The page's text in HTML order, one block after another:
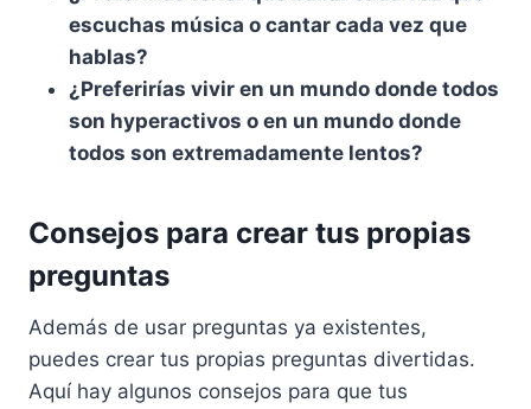
escuchas música o cantar cada vez que
hablas?
¿Preferirías vivir en un mundo donde todos
son hyperactivos o en un mundo donde
todos son extremadamente lentos?
Consejos para crear tus propias
preguntas
Además de usar preguntas ya existentes,
puedes crear tus propias preguntas divertidas.
Aquí hay algunos consejos para que tus